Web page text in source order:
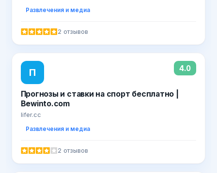
Развлечения и медиа
2 отзывов
П 4.0
Прогнозы и ставки на спорт бесплатно |
Bewinto.com
lifer.cc
Развлечения и медиа
2 отзывов